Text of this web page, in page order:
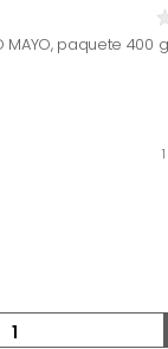
MAYO, paquete 400 g